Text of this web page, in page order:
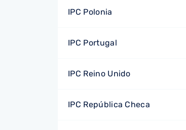
IPC Polonia
IPC Portugal
IPC Reino Unido
IPC República Checa